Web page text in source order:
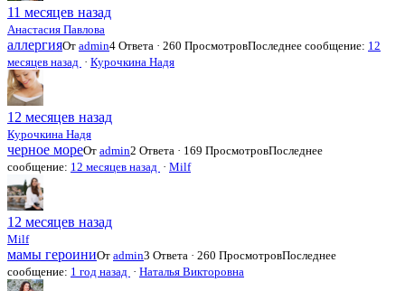
11 месяцев назад
Анастасия Павлова
аллергияОт admin4 Ответа · 260 ПросмотровПоследнее сообщение: 12
месяцев назад · Курочкина Надя
12 месяцев назад
Курочкина Надя
черное мореОт admin2 Ответа · 169 ПросмотровПоследнее
сообщение: 12 месяцев назад · Milf
12 месяцев назад
Milf
мамы героиниОт admin3 Ответа · 260 ПросмотровПоследнее
сообщение: 1 год назад · Наталья Викторовна